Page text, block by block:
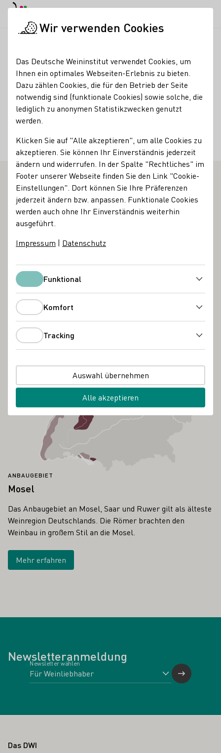
Weingut Klosterhof
Kontakt
54472 Brauneberg Im Kloster 6 Mosel Deutschland
ANBAUGEBIET
Mosel
Das Anbaugebiet an Mosel, Saar und Ruwer gilt als älteste
Weinregion Deutschlands. Die Römer brachten den
Weinbau in großem Stil an die Mosel.
Mehr erfahren
Newsletteranmeldung
Newsletter wählen
Fußbereich
Das DWI
Wir verwenden Cookies
Das Deutsche Weininstitut verwendet Cookies, um
Ihnen ein optimales Webseiten-Erlebnis zu bieten.
Dazu zählen Cookies, die für den Betrieb der Seite
notwendig sind (funktionale Cookies) sowie solche, die
lediglich zu anonymen Statistikzwecken genutzt
werden.
Klicken Sie auf "Alle akzeptieren", um alle Cookies zu
akzeptieren. Sie können Ihr Einverständnis jederzeit
ändern und widerrufen. In der Spalte "Rechtliches" im
Footer unserer Webseite finden Sie den Link "Cookie-
Einstellungen". Dort können Sie Ihre Präferenzen
jederzeit ändern bzw. anpassen. Funktionale Cookies
werden auch ohne Ihr Einverständnis weiterhin
ausgeführt.
Impressum | Datenschutz
FunktionalFunktional
Komfort
Tracking
Auswahl übernehmen
Alle akzeptieren